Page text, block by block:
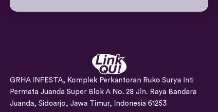
GRHA INFESTA, Komplek Perkantoran Ruko Surya Inti
Permata Juanda Super Blok A No. 28 Jln. Raya Bandara
Juanda, Sidoarjo, Jawa Timur, Indonesia 61253